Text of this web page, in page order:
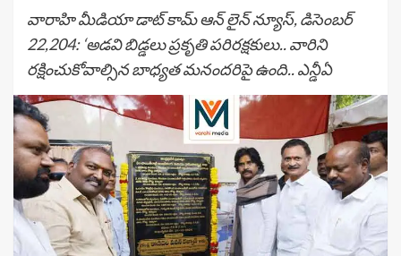
వారాహి మీడియా డాట్ కామ్ ఆన్ లైన్ న్యూస్, డిసెంబర్
22,204: ‘అడవి బిడ్డలు ప్రకృతి పరిరక్షకులు.. వారిని
రక్షించుకోవాల్సిన బాధ్యత మనందరిపై ఉంది.. ఎన్డీఏ